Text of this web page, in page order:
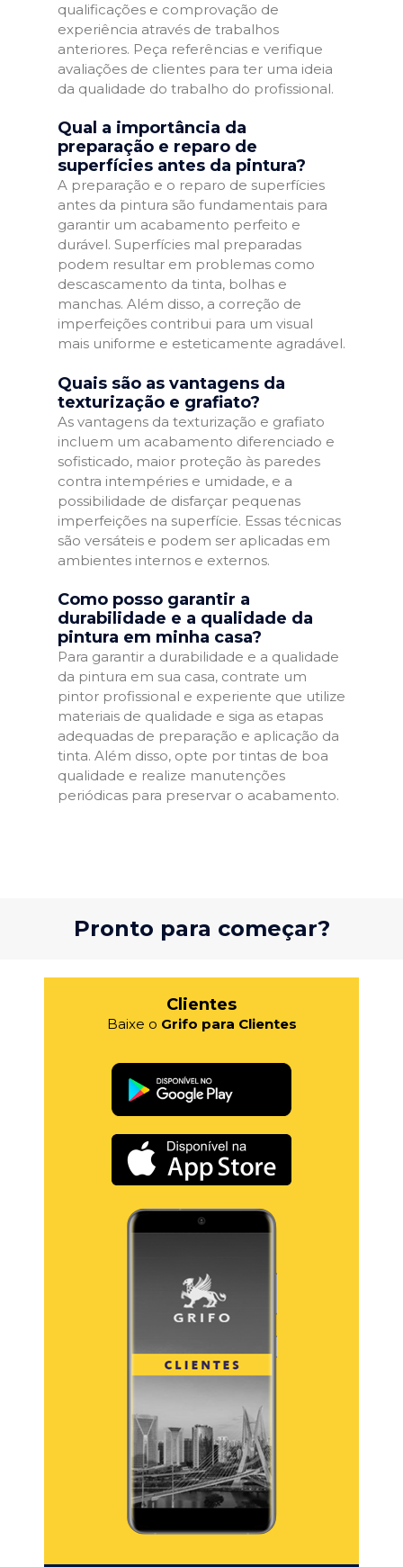
qualificações e comprovação de
experiência através de trabalhos
anteriores. Peça referências e verifique
avaliações de clientes para ter uma ideia
da qualidade do trabalho do profissional.
Qual a importância da
preparação e reparo de
superfícies antes da pintura?
A preparação e o reparo de superfícies
antes da pintura são fundamentais para
garantir um acabamento perfeito e
durável. Superfícies mal preparadas
podem resultar em problemas como
descascamento da tinta, bolhas e
manchas. Além disso, a correção de
imperfeições contribui para um visual
mais uniforme e esteticamente agradável.
Quais são as vantagens da
texturização e grafiato?
As vantagens da texturização e grafiato
incluem um acabamento diferenciado e
sofisticado, maior proteção às paredes
contra intempéries e umidade, e a
possibilidade de disfarçar pequenas
imperfeições na superfície. Essas técnicas
são versáteis e podem ser aplicadas em
ambientes internos e externos.
Como posso garantir a
durabilidade e a qualidade da
pintura em minha casa?
Para garantir a durabilidade e a qualidade
da pintura em sua casa, contrate um
pintor profissional e experiente que utilize
materiais de qualidade e siga as etapas
adequadas de preparação e aplicação da
tinta. Além disso, opte por tintas de boa
qualidade e realize manutenções
periódicas para preservar o acabamento.
Pronto para começar?
Clientes
Baixe o Grifo para Clientes